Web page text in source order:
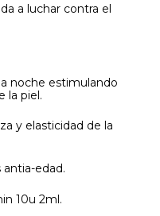
a luchar contra el
noche estimulando
la piel.
y elasticidad de la
edad.
10u 2ml.